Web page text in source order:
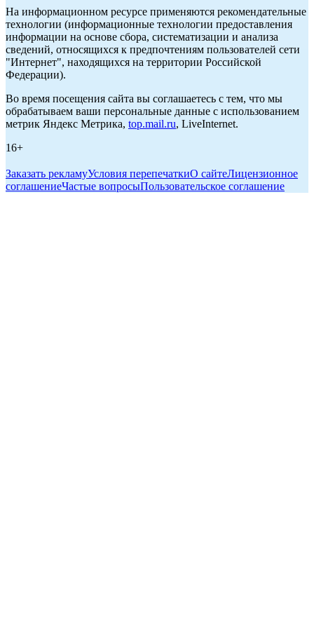
На информационном ресурсе применяются рекомендательные
технологии (информационные технологии предоставления
информации на основе сбора, систематизации и анализа
сведений, относящихся к предпочтениям пользователей сети
"Интернет", находящихся на территории Российской
Федерации).
Во время посещения сайта вы соглашаетесь с тем, что мы
обрабатываем ваши персональные данные с использованием
метрик Яндекс Метрика, top.mail.ru, LiveInternet.
16+
Заказать рекламуУсловия перепечаткиО сайтеЛицензионное
соглашениеЧастые вопросыПользовательское соглашение